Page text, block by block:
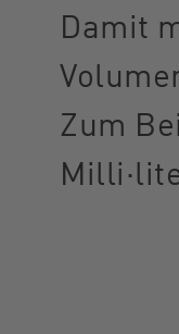
Damit
Zum